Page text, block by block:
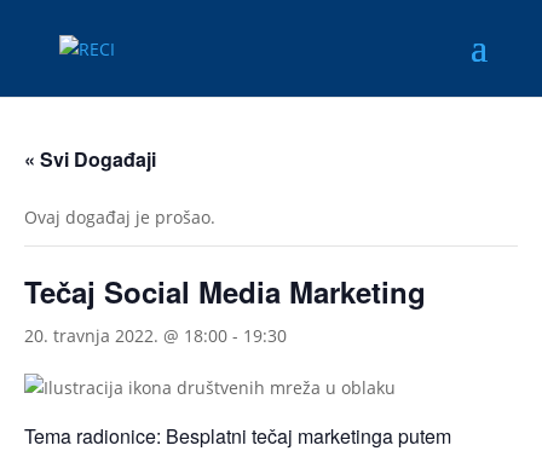
« Svi Događaji
Ovaj događaj je prošao.
Tečaj Social Media Marketing
20. travnja 2022. @ 18:00 - 19:30
Tema radionice: Besplatni tečaj marketinga putem